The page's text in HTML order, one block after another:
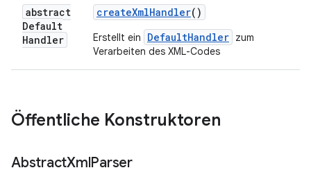
abstract
Default
Handler
createXmlHandler()
Erstellt ein DefaultHandler zum
Verarbeiten des XML-Codes
Öffentliche Konstruktoren
AbstractXmlParser